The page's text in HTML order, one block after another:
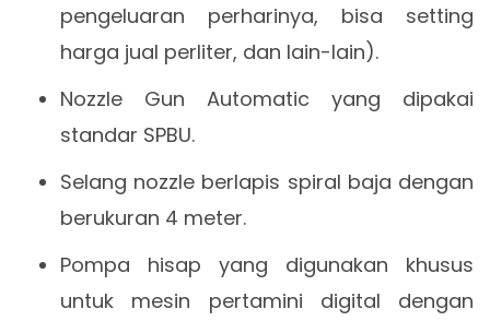
pengeluaran perharinya, bisa setting
harga jual perliter, dan lain-lain).
Nozzle Gun Automatic yang dipakai
standar SPBU.
Selang nozzle berlapis spiral baja dengan
berukuran 4 meter.
Pompa hisap yang digunakan khusus
untuk mesin pertamini digital dengan